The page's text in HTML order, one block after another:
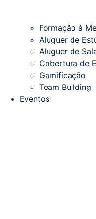
Formação à
Aluguer de
Aluguer de
Cobertura de
Gamificação
Team Building
Eventos